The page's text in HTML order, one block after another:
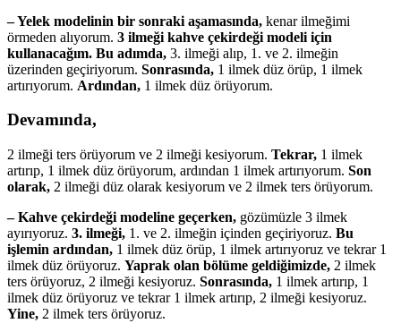
– Yelek modelinin bir sonraki aşamasında, kenar ilmeğimi
örmeden alıyorum. 3 ilmeği kahve çekirdeği modeli için
kullanacağım. Bu adımda, 3. ilmeği alıp, 1. ve 2. ilmeğin
üzerinden geçiriyorum. Sonrasında, 1 ilmek düz örüp, 1 ilmek
artırıyorum. Ardından, 1 ilmek düz örüyorum.
Devamında,
2 ilmeği ters örüyorum ve 2 ilmeği kesiyorum. Tekrar, 1 ilmek
artırıp, 1 ilmek düz örüyorum, ardından 1 ilmek artırıyorum. Son
olarak, 2 ilmeği düz olarak kesiyorum ve 2 ilmek ters örüyorum.
– Kahve çekirdeği modeline geçerken, gözümüzle 3 ilmek
ayırıyoruz. 3. ilmeği, 1. ve 2. ilmeğin içinden geçiriyoruz. Bu
işlemin ardından, 1 ilmek düz örüp, 1 ilmek artırıyoruz ve tekrar 1
ilmek düz örüyoruz. Yaprak olan bölüme geldiğimizde, 2 ilmek
ters örüyoruz, 2 ilmeği kesiyoruz. Sonrasında, 1 ilmek artırıp, 1
ilmek düz örüyoruz ve tekrar 1 ilmek artırıp, 2 ilmeği kesiyoruz.
Yine, 2 ilmek ters örüyoruz.